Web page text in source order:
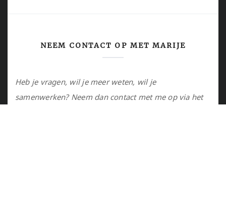
NEEM CONTACT OP MET MARIJE
Heb je vragen, wil je meer weten, wil je
samenwerken? Neem dan contact met me op via het